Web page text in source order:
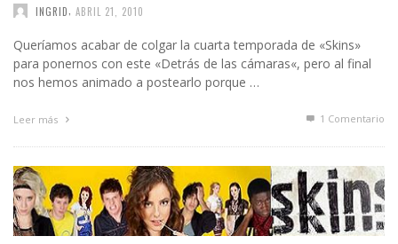
INGRID ABRIL 21, 2010
Queríamos acabar de colgar la cuarta temporada de «Skins»
para ponernos con este «Detrás de las cámaras«, pero al final
nos hemos animado a postearlo porque …
Leer más 1 Comentario